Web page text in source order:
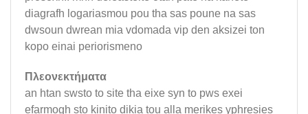
diagrafh logariasmou pou tha sas poune na sas
dwsoun dwrean mia vdomada vip den aksizei ton
kopo einai periorismeno
Πλεονεκτήματα
an htan swsto to site tha eixe syn to pws exei
efarmogh sto kinito dikia tou alla merikes yphresies